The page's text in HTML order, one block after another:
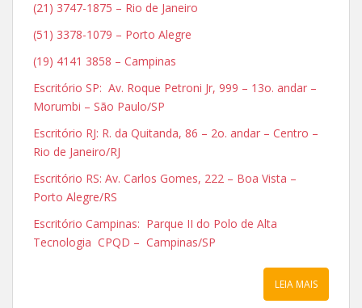
(21) 3747-1875 – Rio de Janeiro
(51) 3378-1079 – Porto Alegre
(19) 4141 3858 – Campinas
Escritório SP: Av. Roque Petroni Jr, 999 – 13o. andar –
Morumbi – São Paulo/SP
Escritório RJ: R. da Quitanda, 86 – 2o. andar – Centro –
Rio de Janeiro/RJ
Escritório RS: Av. Carlos Gomes, 222 – Boa Vista –
Porto Alegre/RS
Escritório Campinas: Parque II do Polo de Alta
Tecnologia CPQD – Campinas/SP
LEIA MAIS